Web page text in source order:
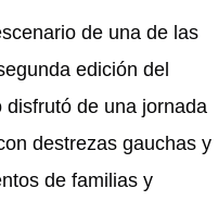
de una de las
edición del
de una jornada
destrezas gauchas y
de familias y